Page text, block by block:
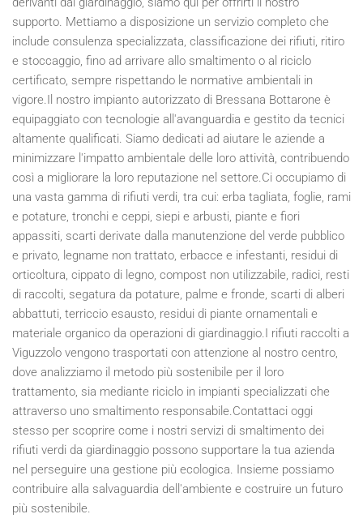
supporto. Mettiamo a disposizione un servizio completo che
include consulenza specializzata, classificazione dei rifiuti, ritiro
e stoccaggio, fino ad arrivare allo smaltimento o al riciclo
certificato, sempre rispettando le normative ambientali in
vigore.Il nostro impianto autorizzato di Bressana Bottarone è
equipaggiato con tecnologie all'avanguardia e gestito da tecnici
altamente qualificati. Siamo dedicati ad aiutare le aziende a
minimizzare l'impatto ambientale delle loro attività, contribuendo
così a migliorare la loro reputazione nel settore.Ci occupiamo di
una vasta gamma di rifiuti verdi, tra cui: erba tagliata, foglie, rami
e potature, tronchi e ceppi, siepi e arbusti, piante e fiori
appassiti, scarti derivate dalla manutenzione del verde pubblico
e privato, legname non trattato, erbacce e infestanti, residui di
orticoltura, cippato di legno, compost non utilizzabile, radici, resti
di raccolti, segatura da potature, palme e fronde, scarti di alberi
abbattuti, terriccio esausto, residui di piante ornamentali e
materiale organico da operazioni di giardinaggio.I rifiuti raccolti a
Viguzzolo vengono trasportati con attenzione al nostro centro,
dove analizziamo il metodo più sostenibile per il loro
trattamento, sia mediante riciclo in impianti specializzati che
attraverso uno smaltimento responsabile.Contattaci oggi
stesso per scoprire come i nostri servizi di smaltimento dei
rifiuti verdi da giardinaggio possono supportare la tua azienda
nel perseguire una gestione più ecologica. Insieme possiamo
contribuire alla salvaguardia dell'ambiente e costruire un futuro
più sostenibile.